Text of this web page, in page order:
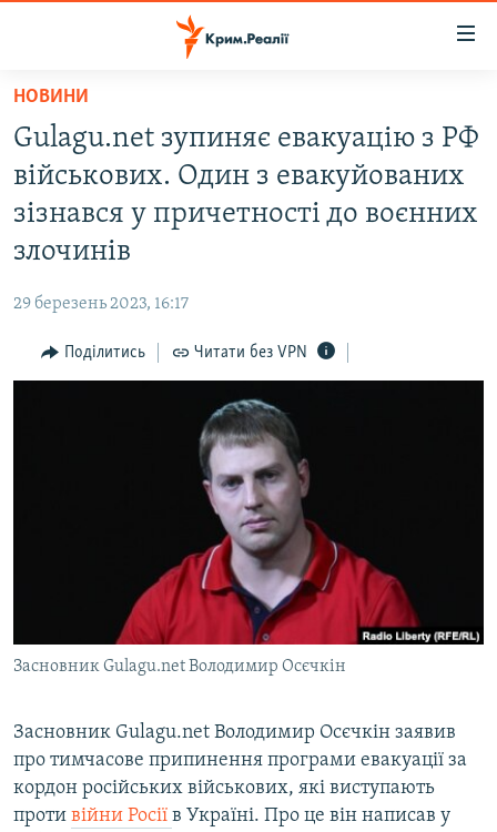
Перейти
основного
матеріалу
Перейти
до
основної
Перейти
пошуку
НОВИНИ
ВОДА.КРИМ
ВІДЕО ТА ФОТО
ПОЛІТИКА
ПОГЛЯД
ІНТЕРВ'Ю
УКРАЇНСЬКА ПРОБЛЕМА КРИМУ
ІНФОГРАФІКА
ЯК ОБІЙТИ БЛОКУВАННЯ
Усі сайти RFE/RL
НОВИНИ
Gulagu.net зупиняє евакуацію з РФ
військових. Один з евакуйованих
зізнався у причетності до воєнних
злочинів
29 березень 2023, 16:17
Поділитись Читати без VPN
Засновник Gulagu.net Володимир Осєчкін
Засновник Gulagu.net Володимир Осєчкін заявив
про тимчасове припинення програми евакуації за
кордон російських військових, які виступають
проти війни Росії в Україні. Про це він написав у